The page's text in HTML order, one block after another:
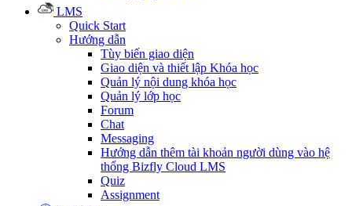
LMS
Quick Start
Hướng dẫn
Tùy biến giao diện
Giao diện và thiết lập Khóa học
Quản lý nội dung khóa học
Quản lý lớp học
Forum
Chat
Messaging
Hướng dẫn thêm tài khoản người dùng vào hệ
thống Bizfly Cloud LMS
Quiz
Assignment